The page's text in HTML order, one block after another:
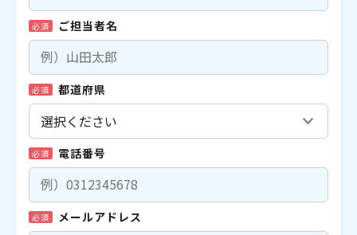
必須 ご担当者名
必須 都道府県
必須 電話番号
必須 メールアドレス